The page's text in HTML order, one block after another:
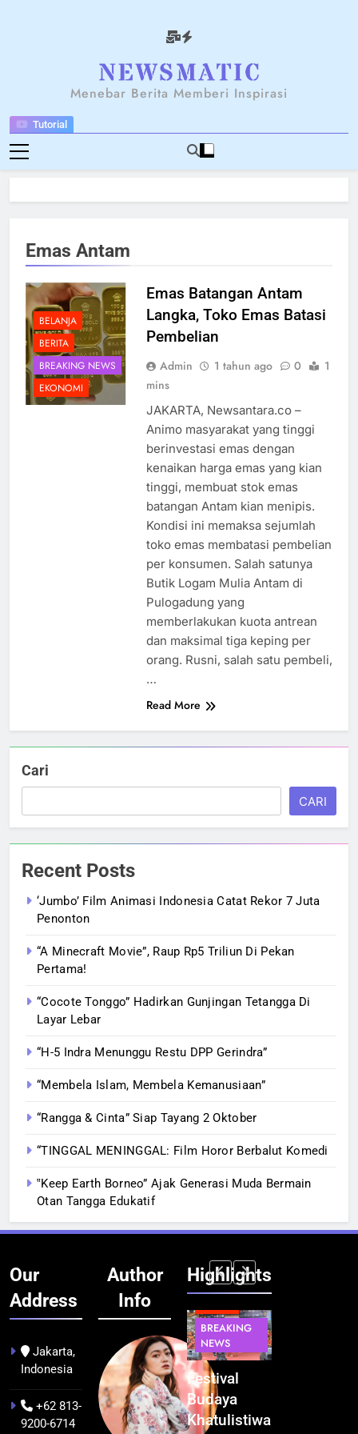
Tutorial
NEWSANTARA
Menebar Berita Memberi Inspirasi
Emas Antam
BELANJA
BERITA
BREAKING NEWS
EKONOMI
Emas Batangan Antam
Langka, Toko Emas Batasi
Pembelian
Admin 1 tahun ago 0
1
mins
JAKARTA, Newsantara.co –
Animo masyarakat yang tinggi
berinvestasi emas dengan
kenaikan harga emas yang kian
tinggi, membuat stok emas
batangan Antam kian menipis.
Kondisi ini memaksa sejumlah
toko emas membatasi pembelian
per konsumen. Salah satunya
Butik Logam Mulia Antam di
Pulogadung yang
memberlakukan kuota antrean
dan maksimal tiga keping per
orang. Rusni, salah satu pembeli,
…
Read More
Cari
CARI
Recent Posts
‘Jumbo’ Film Animasi Indonesia Catat Rekor 7 Juta
Penonton
“A Minecraft Movie”, Raup Rp5 Triliun Di Pekan
Pertama!
“Cocote Tonggo” Hadirkan Gunjingan Tetangga Di
Layar Lebar
“H-5 Indra Menunggu Restu DPP Gerindra”
“Membela Islam, Membela Kemanusiaan”
“Rangga & Cinta” Siap Tayang 2 Oktober
“TINGGAL MENINGGAL: Film Horor Berbalut Komedi
‟Keep Earth Borneo” Ajak Generasi Muda Bermain
Otan Tangga Edukatif
Our
Address
Jakarta,
Indonesia
+62 813-
9200-6714
Author
Info
Highlights
BERITA
NEWS
Kualitas
Pramuwisata
Dukung
INFRASTRUKTUR
TEKNOLOGI
Indonesia
Resmi
Bangun AI
BREAKING
NEWS
Festival
Budaya
Khatulistiwa